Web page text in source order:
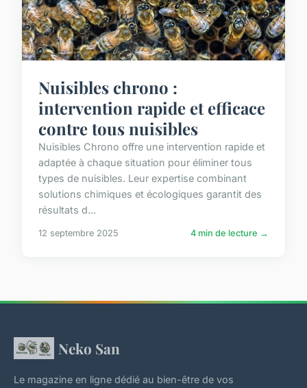
Nuisibles chrono :
intervention rapide et efficace
contre tous nuisibles
Nuisibles Chrono offre une intervention rapide et
adaptée à chaque situation pour éliminer tous
types de nuisibles. Leur expertise combinant
solutions chimiques et écologiques garantit des
résultats d...
12 septembre 2025 4 min de lecture →
Neko San
Le magazine en ligne dédié au bien-être de vos